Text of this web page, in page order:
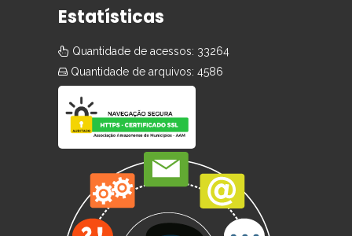
Estatísticas
Quantidade de acessos: 33264
Quantidade de arquivos: 4586